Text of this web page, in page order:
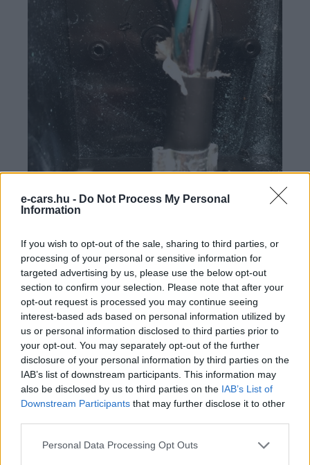
e-cars.hu - Do Not Process My Personal
Information
If you wish to opt-out of the sale, sharing to third parties, or
processing of your personal or sensitive information for
targeted advertising by us, please use the below opt-out
section to confirm your selection. Please note that after your
opt-out request is processed you may continue seeing
interest-based ads based on personal information utilized by
us or personal information disclosed to third parties prior to
your opt-out. You may separately opt-out of the further
disclosure of your personal information by third parties on the
IAB’s list of downstream participants. This information may
also be disclosed by us to third parties on the IAB’s List of
Downstream Participants that may further disclose it to other
Personal Data Processing Opt Outs
Persze nem csak ez az egy kapott vizet; kb. 10
javításra kapott töltőből 8-ban legalább egy sírásra
elég vízcsepp-mennyiséget találtam; de leginkább
árulkodó zöld nyomokat (a fekete réz(II)-oxid
nehezebben vehető észre a zömében fekete
háttéren) Fotózni ezeket sajnos nehéz, mert ahol víz
jár, ott rögtön zárlat is van, így vastag fekete
koromban látom a zöld nyomokat, a mobilom meg
ettől sikítófrászt kap, mert nem tud mire fókuszálni.
látszik is: